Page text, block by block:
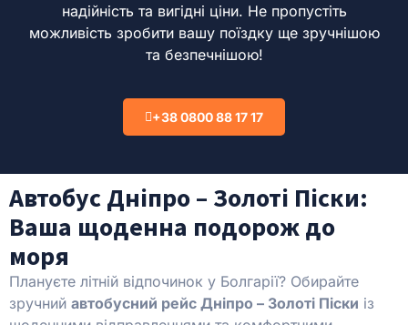
надійність та вигідні ціни. Не пропустіть
можливість зробити вашу поїздку ще зручнішою
та безпечнішою!
+38 0800 88 17 17
Автобус Дніпро – Золоті Піски:
Ваша щоденна подорож до
моря
Плануєте літній відпочинок у Болгарії? Обирайте
зручний автобусний рейс Дніпро – Золоті Піски із